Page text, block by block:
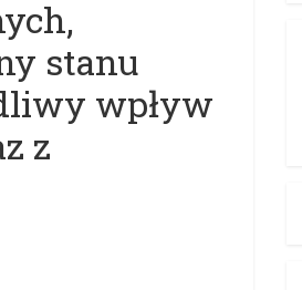
stanu
wpływ
z